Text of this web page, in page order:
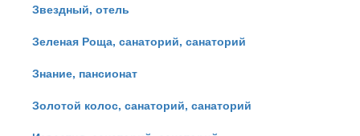
Звездный, отель
Зеленая Роща, санаторий, санаторий
Знание, пансионат
Золотой колос, санаторий, санаторий